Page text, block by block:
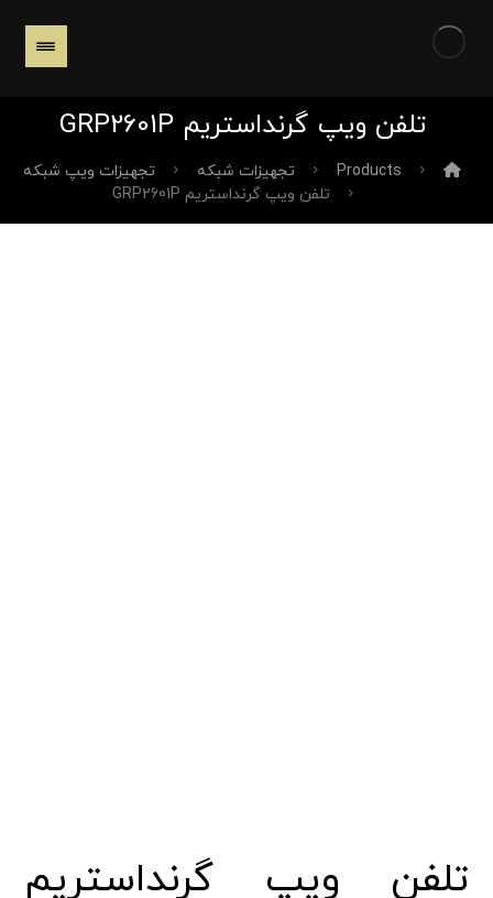
تلفن ویپ گرنداستریم GRP2601P
Products تجهیزات شبکه
تجهیزات ویپ شبکه
تلفن ویپ گرنداستریم GRP2601P
تلفن ویپ گرنداستریم